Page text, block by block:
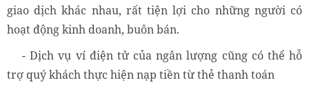
giao dịch khác nhau, rất tiện lợi cho những người có
hoạt động kinh doanh, buôn bán.
- Dịch vụ ví điện tử của ngân lượng cũng có thể hỗ
trợ quý khách thực hiện nạp tiền từ thẻ thanh toán